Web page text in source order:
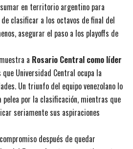
en territorio argentino para
clasificar a los octavos de final del
asegurar el paso a los playoffs de
a Rosario Central como líder
Universidad Central ocupa la
Un triunfo del equipo venezolano lo
pelea por la clasificación, mientras que
seriamente sus aspiraciones
después de quedar